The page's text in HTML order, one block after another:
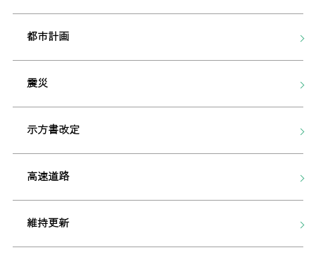
都市計画
震災
示方書改定
高速道路
維持更新